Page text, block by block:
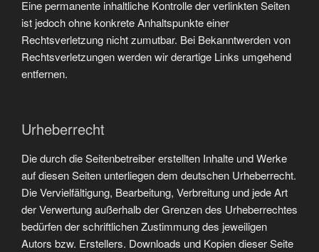
Eine permanente inhaltliche Kontrolle der verlinkten Seiten
ist jedoch ohne konkrete Anhaltspunkte einer
Rechtsverletzung nicht zumutbar. Bei Bekanntwerden von
Rechtsverletzungen werden wir derartige Links umgehend
entfernen.
Urheberrecht
Die durch die Seitenbetreiber erstellten Inhalte und Werke
auf diesen Seiten unterliegen dem deutschen Urheberrecht.
Die Vervielfältigung, Bearbeitung, Verbreitung und jede Art
der Verwertung außerhalb der Grenzen des Urheberrechtes
bedürfen der schriftlichen Zustimmung des jeweiligen
Autors bzw. Erstellers. Downloads und Kopien dieser Seite